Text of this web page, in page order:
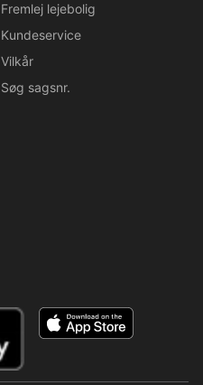
Fremlej lejebolig
Kundeservice
Vilkår
Søg sagsnr.